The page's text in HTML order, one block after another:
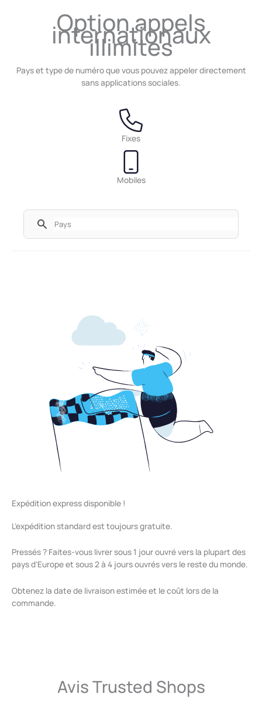
Option appels
internationaux
illimités
Pays et type de numéro que vous pouvez appeler directement
sans applications sociales.
Fixes
Mobiles
Expédition express disponible !
L’expédition standard est toujours gratuite.
Pressés ? Faites-vous livrer sous 1 jour ouvré vers la plupart des
pays d’Europe et sous 2 à 4 jours ouvrés vers le reste du monde.
Obtenez la date de livraison estimée et le coût lors de la
commande.
Avis Trusted Shops